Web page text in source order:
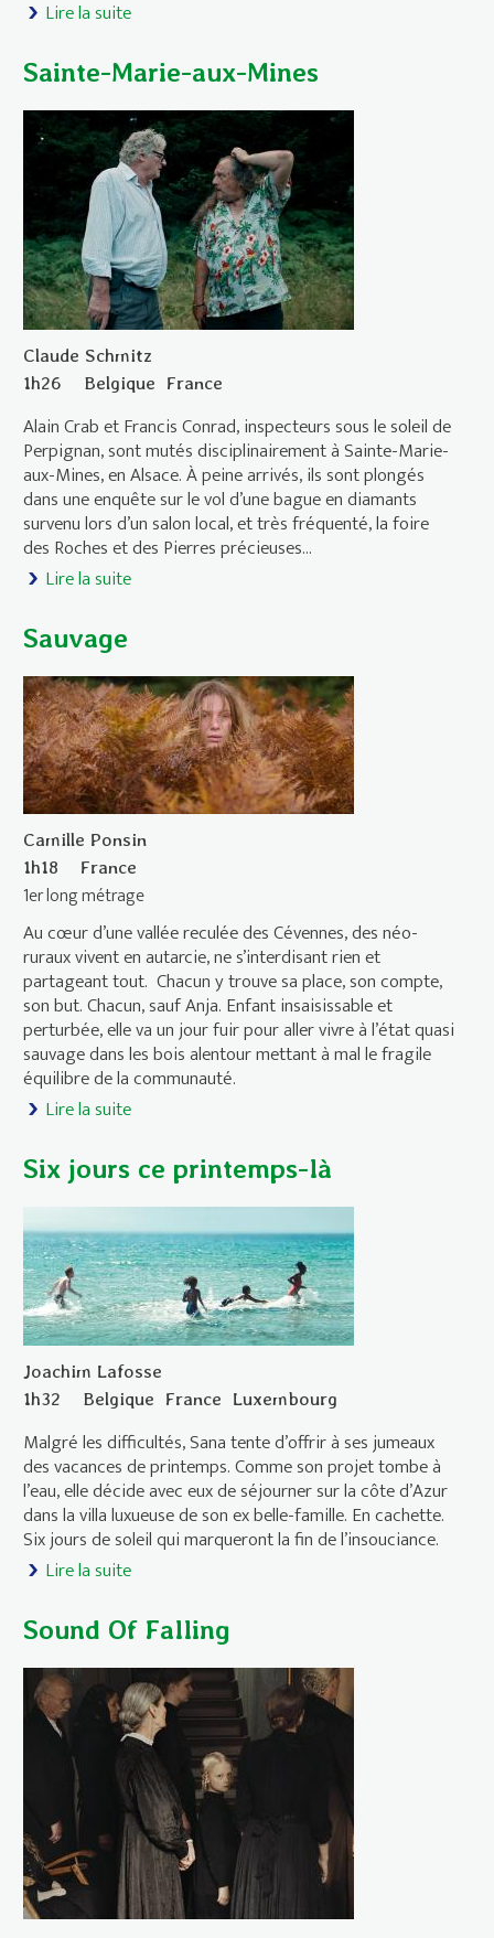
Lire la suite
Sainte-Marie-aux-Mines
Claude Schmitz
1h26
Belgique France
Alain Crab et Francis Conrad, inspecteurs sous le soleil de
Perpignan, sont mutés disciplinairement à Sainte-Marie-
aux-Mines, en Alsace. À peine arrivés, ils sont plongés
dans une enquête sur le vol d’une bague en diamants
survenu lors d’un salon local, et très fréquenté, la foire
des Roches et des Pierres précieuses…
Lire la suite
Sauvage
Camille Ponsin
1h18
France
1er long métrage
Au cœur d’une vallée reculée des Cévennes, des néo-
ruraux vivent en autarcie, ne s’interdisant rien et
partageant tout. Chacun y trouve sa place, son compte,
son but. Chacun, sauf Anja. Enfant insaisissable et
perturbée, elle va un jour fuir pour aller vivre à l’état quasi
sauvage dans les bois alentour mettant à mal le fragile
équilibre de la communauté.
Lire la suite
Six jours ce printemps-là
Joachim Lafosse
1h32
Belgique France Luxembourg
Malgré les difficultés, Sana tente d’offrir à ses jumeaux
des vacances de printemps. Comme son projet tombe à
l’eau, elle décide avec eux de séjourner sur la côte d’Azur
dans la villa luxueuse de son ex belle-famille. En cachette.
Six jours de soleil qui marqueront la fin de l’insouciance.
Lire la suite
Sound Of Falling